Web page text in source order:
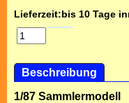
Lieferzeit:bis 10 Tage
Beschreibung
1/87 Sammlermodell